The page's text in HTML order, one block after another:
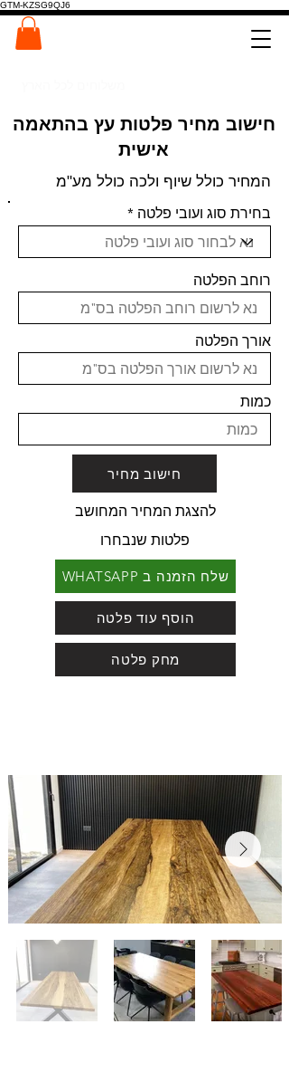
GTM-KZSG9QJ6
חישוב מחיר פלטות עץ בהתאמה
אישית
המחיר כולל שיוף ולכה כולל מע"מ
רוחב הפלטה
אורך הפלטה
כמות
חישוב מחיר
להצגת המחיר המחושב
פלטות שנבחרו
שלח הזמנה ב WHATSAPP
הוסף עוד פלטה
מחק פלטה
בחירת סוג ועובי פלטה